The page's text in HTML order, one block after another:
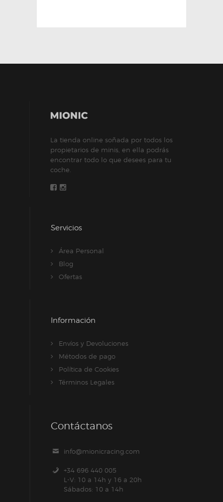
La tienda online soñada por todos los
propietarios de minis, en ella podrás
encontrar todo lo que desees para tu
coche.
Servicios
Área Personal
Blog
Ofertas
Información
Envíos y Devoluciones
Métodos de pago
Política de Cookies
Términos Legales
Contáctanos
info@mionicracing.com
+34 696 440 005
L-V: 10 a 14h y 16 a 20h
Sábados: 10 a 14h